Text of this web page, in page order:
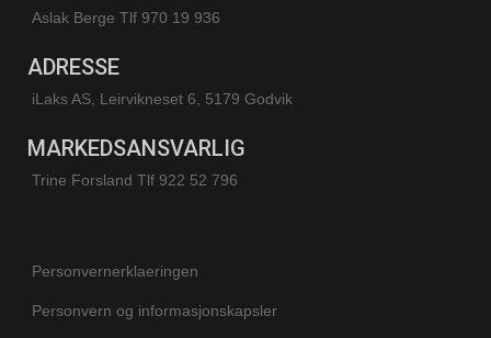
Aslak Berge Tlf 970 19 936
ADRESSE
iLaks AS, Leirvikneset 6, 5179 Godvik
MARKEDSANSVARLIG
Trine Forsland Tlf 922 52 796
Personvernerklaeringen
Personvern og informasjonskapsler